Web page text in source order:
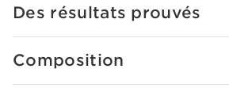
plantes (80%* d'ingrédients
déshydratation. Enfin sa texture
Des résultats prouvés
Composition